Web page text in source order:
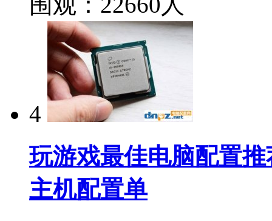
4
玩游戏最佳电脑配置
主机配置单